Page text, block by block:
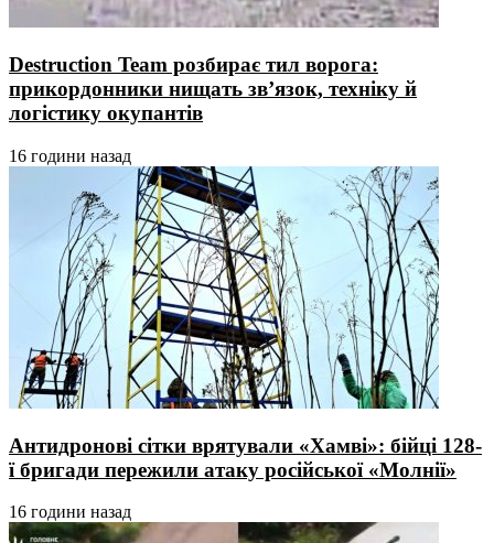
Destruction Team розбирає тил ворога:
прикордонники нищать зв’язок, техніку й
логістику окупантів
16 години назад
Антидронові сітки врятували «Хамві»: бійці 128-
ї бригади пережили атаку російської «Молнії»
16 години назад